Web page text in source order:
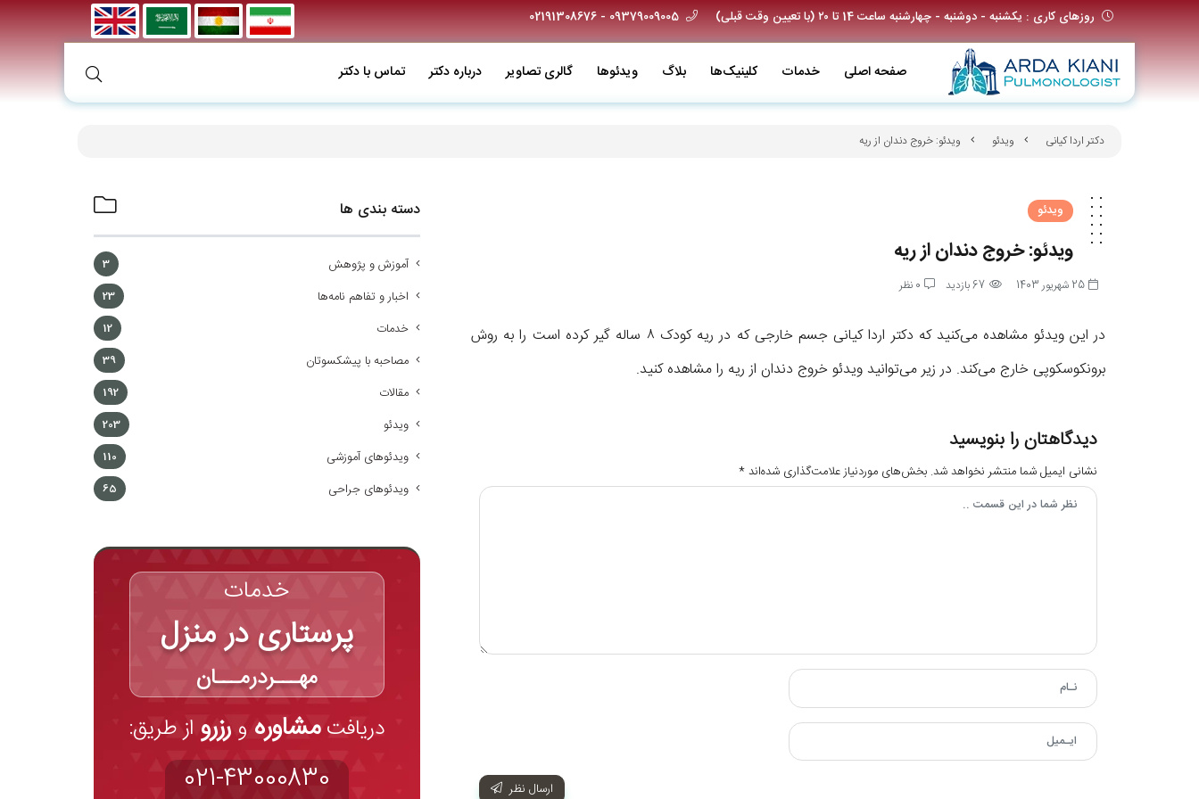
روزهای کاری : یکشنبه - دوشنبه - چهارشنبه ساعت 14 تا ۲۰ (با تعیین وقت قبلی) 09379009005 - 02191308676
صفحه اصلی خدمات کلینیک‌ها بلاگ ویدئو‌ها گالری تصاویر درباره دکتر تماس با دکتر
دکتر اردا کیانی ویدئو ویدئو: خروج دندان از ریه
ویدئو
ویدئو: خروج دندان از ریه
25 شهریور 1403 67 بازدید 0 نظر
در این ویدئو مشاهده می‌کنید که دکتر اردا کیانی جسم خارجی که در ریه کودک ۸ ساله گیر کرده است را به روش
برونکوسکوپی خارج می‌کند. در زیر می‌توانید ویدئو خروج دندان از ریه را مشاهده کنید.
دیدگاهتان را بنویسید
نشانی ایمیل شما منتشر نخواهد شد. بخش‌های موردنیاز علامت‌گذاری شده‌اند*
ارسال نظر
دسته بندی ها
آموزش و پژوهش 3
اخبار و تفاهم نامه‌ها 23
خدمات 12
مصاحبه با پیشکسوتان 39
مقالات 192
ویدئو 203
ویدئوهای آموزشی 110
ویدئوهای جراحی 65
خدمات
پرستاری در منزل
مهـــردرمـــان
دریافتمشاوره و رزرو از طریق:
021-43000830